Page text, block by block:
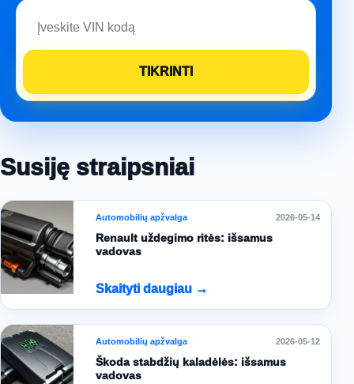
Susiję straipsniai
Automobilių apžvalga 2026-05-14
Renault uždegimo ritės: išsamus
vadovas
Skaityti daugiau →
Automobilių apžvalga 2026-05-12
Škoda stabdžių kaladėlės: išsamus
vadovas